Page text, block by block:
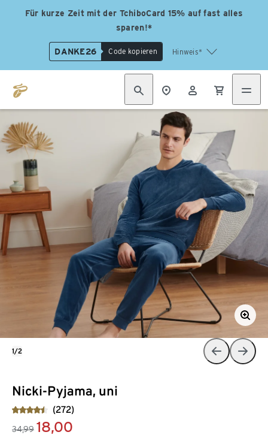
Für kurze Zeit mit der TchiboCard 15% auf fast alles
sparen!*
DANKE26 Code kopieren Hinweis*
Nicki-Pyjama, uni
(272)
34,99 18,00
1/2